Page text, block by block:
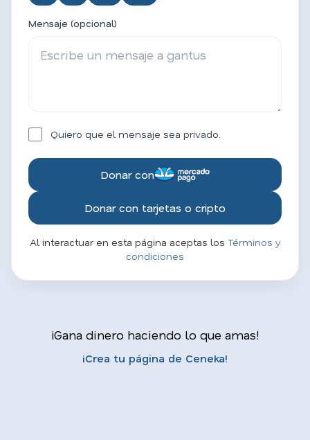
Mensaje (opcional)
Quiero que el mensaje sea privado.
Donar con
Donar con tarjetas o cripto
Al interactuar en esta página aceptas los Términos y
condiciones
¡Gana dinero haciendo lo que amas!
¡Crea tu página de Ceneka!